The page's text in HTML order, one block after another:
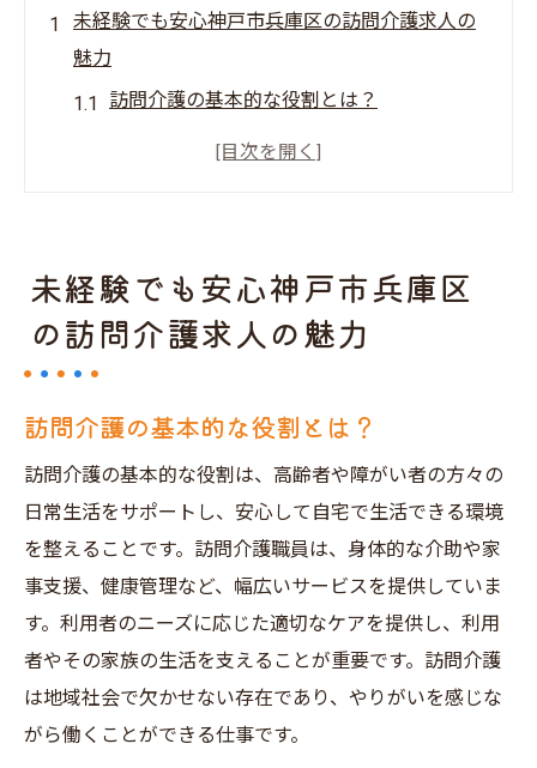
未経験でも安心神戸市兵庫区の訪問介護求人の
魅力
訪問介護の基本的な役割とは？
未経験者でも安心して働けるサポート体制
働きながら学べる研修制度
神戸市兵庫区での訪問介護求人未経験者向けの
まずは応募資格を確認しよう
履歴書と面接のポイント
実際の仕事内容と一日の流れ
未経験者向けのおすすめ求人サイト
地域の福祉相談窓口を活用する方法
訪問介護に必要な心構え
訪問介護求人を探す方法神戸市兵庫区の未経験
者必見
未経験でも安心神戸市兵庫区
の訪問介護求人の魅力
訪問介護の基本的な役割とは？
訪問介護の基本的な役割は、高齢者や障がい者の方々の
日常生活をサポートし、安心して自宅で生活できる環境
を整えることです。訪問介護職員は、身体的な介助や家
事支援、健康管理など、幅広いサービスを提供していま
す。利用者のニーズに応じた適切なケアを提供し、利用
者やその家族の生活を支えることが重要です。訪問介護
は地域社会で欠かせない存在であり、やりがいを感じな
がら働くことができる仕事です。